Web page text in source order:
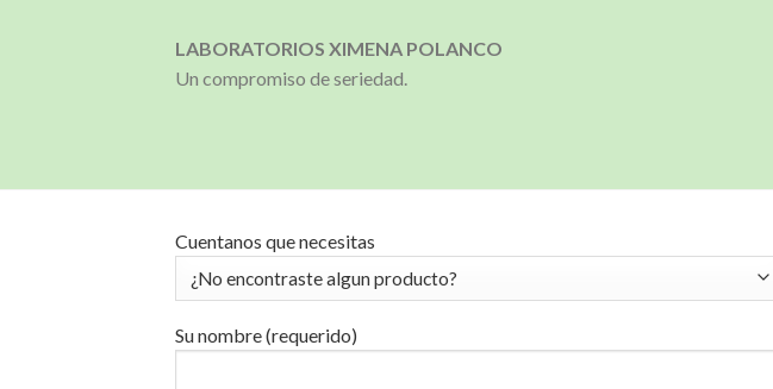
LABORATORIOS XIMENA POLANCO
Un compromiso de seriedad.
Cuentanos que necesitas
Su nombre (requerido)